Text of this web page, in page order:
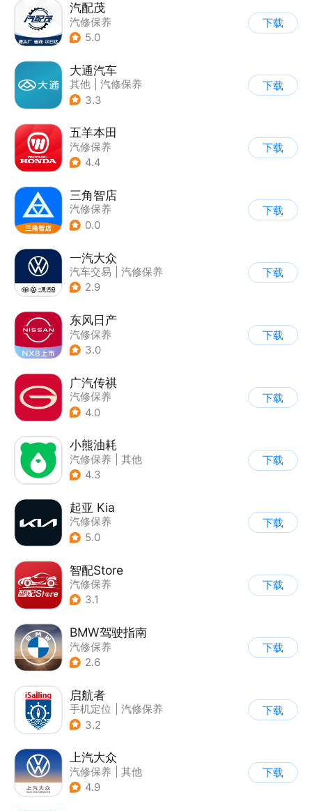
汽配茂
汽修保养
5.0
下载
大通汽车
其他
汽修保养
3.3
下载
五羊本田
汽修保养
4.4
下载
三角智店
汽修保养
0.0
下载
一汽大众
汽车交易
汽修保养
2.9
下载
东风日产
汽修保养
3.0
下载
广汽传祺
汽修保养
4.0
下载
小熊油耗
汽修保养
其他
4.3
下载
起亚 Kia
汽修保养
5.0
下载
智配Store
汽修保养
3.1
下载
BMW驾驶指南
汽修保养
2.6
下载
启航者
手机定位
汽修保养
3.2
下载
上汽大众
汽修保养
其他
4.9
下载